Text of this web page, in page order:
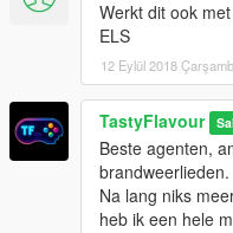
Werkt dit ook
ELS
12 Eylül 2018
TastyFlavour
Beste agenten,
brandweerlieden.
Na lang niks
heb ik een hele